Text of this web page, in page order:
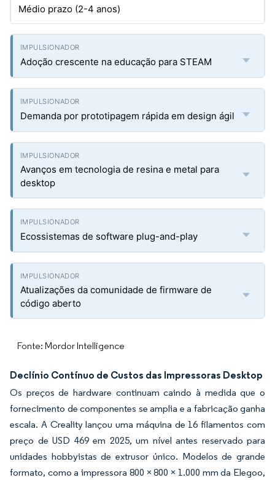
Médio prazo (2-4 anos)
Adoção crescente na educação para STEAM
Demanda por prototipagem rápida em design ágil
Avanços em tecnologia de resina e metal para
desktop
Ecossistemas de software plug-and-play
Atualizações da comunidade de firmware de
código aberto
Fonte: Mordor Intelligence
Declínio Contínuo de Custos das Impressoras Desktop
Os preços de hardware continuam caindo à medida que o
fornecimento de componentes se amplia e a fabricação ganha
escala. A Creality lançou uma máquina de 16 filamentos com
preço de USD 469 em 2025, um nível antes reservado para
unidades hobbyistas de extrusor único. Modelos de grande
formato, como a impressora 800 × 800 × 1.000 mm da Elegoo,